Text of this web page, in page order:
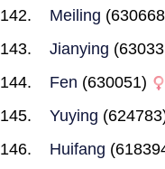
Meiling
Jianying
Fen (630051)
Yuying
Huifang